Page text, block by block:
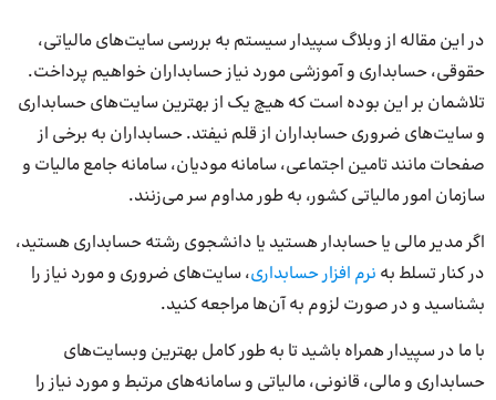
در این مقاله از وبلاگ سپیدار سیستم به بررسی سایت‌های مالیاتی،
حقوقی، حسابداری و آموزشی مورد نیاز حسابداران خواهیم پرداخت.
تلاشمان بر این بوده است که هیچ یک از بهترین سایت‌های حسابداری
و سایت‌های ضروری حسابداران از قلم نیفتد. حسابداران به برخی از
صفحات مانند تامین اجتماعی، سامانه مودیان، سامانه جامع مالیات و
سازمان امور مالیاتی کشور، به طور مداوم سر می‌زنند.
اگر مدیر مالی یا حسابدار هستید یا دانشجوی رشته حسابداری هستید،
در کنار تسلط به نرم افزار حسابداری، سایت‌های ضروری و مورد نیاز را
بشناسید و در صورت لزوم به آن‌ها مراجعه کنید.
با ما در سپیدار همراه باشید تا به طور کامل بهترین وبسایت‌های
حسابداری و مالی، قانونی، مالیاتی و سامانه‌های مرتبط و مورد نیاز را